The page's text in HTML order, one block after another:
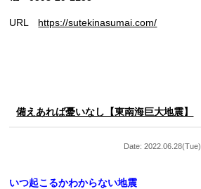
URL https://sutekinasumai.com/
備えあれば憂いなし【東南海巨大地震】
Date: 2022.06.28(Tue)
いつ起こるかわからない地震